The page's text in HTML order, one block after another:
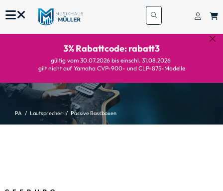
3% Rabattcode: rabatt3
gültig vom 30.07.2026 bis einschl. 31.08.2026
gilt nicht auf Yamaha CVP-900- und CLP-875-Modelle
PA Lautsprecher Passive Bassboxen